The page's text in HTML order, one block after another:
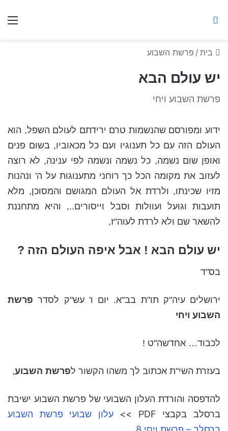
בית / פרשת השבוע
יש עולם הבא
פרשת השבוע ויחי
ידוע ומפורסם שהנשמות טרם ירידתם לעולם השפל, הוא
העולם הזה עם כל תענוגיו ועם כל מכאוביו, בשום פנים
ואופן שום נשמה, כל נשמה ונשמה לפי ענינה, לא רוצה
לעזוב את מקומה הכל כך רוחני מתענוגות על ה' ונהנות
מזיו שכינתו, ולרדת אל העולם המגושם והמסוכן, מלא
תועבות וגועל ועוולות וסבל וייסורים.., והיא מתחננת
להשאר שם ולא לרדת לעוה"ז,
יש עולם הבא ! אבל איפה העולם הזה ?
בס"ד
ירושלים עיה"ק תו"ת בב"א. יום ו' עש"ק לסדר פרשת
השבוע ויחי
לכבוד… אחדשה"ט !
בעזרת השי"ת אכתוב לך משהו הקשור לפרשת השבוע,
להדפסה והורדת העלון השבועי של פרשת השבוע ישיבת
ברסלב בקבצי PDF >>
עלון שבועי פרשת השבוע